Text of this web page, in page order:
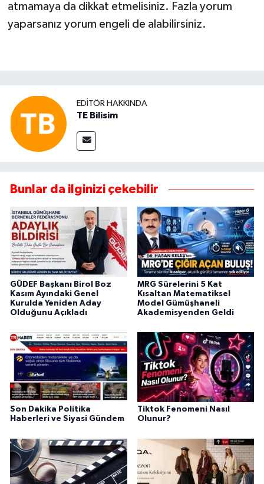
atmamaya da dikkat etmelisiniz. Fazla yorum
yaparsanız yorum engeli de alabilirsiniz.
EDITÖR HAKKINDA
TE Bilisim
Bunlar da ilginizi çekebilir
GÜDEF Başkanı Birol Boz
Kasım Ayındaki Genel
Kurulda Yeniden Aday
Olduğunu Açıkladı
MRG Sürelerini 5 Kat
Kısaltan Matematiksel
Model Gümüşhaneli
Akademisyenden Geldi
Son Dakika Politika
Haberleri ve Siyasi Gündem
Tiktok Fenomeni Nasıl
Olunur?